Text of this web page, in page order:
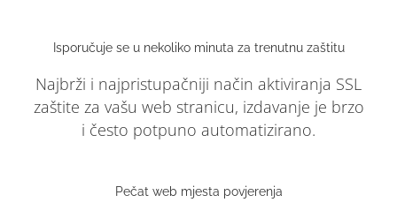
Isporučuje se u nekoliko minuta za trenutnu zaštitu
Najbrži i najpristupačniji način aktiviranja SSL
zaštite za vašu web stranicu, izdavanje je brzo
i često potpuno automatizirano.
Pečat web mjesta povjerenja